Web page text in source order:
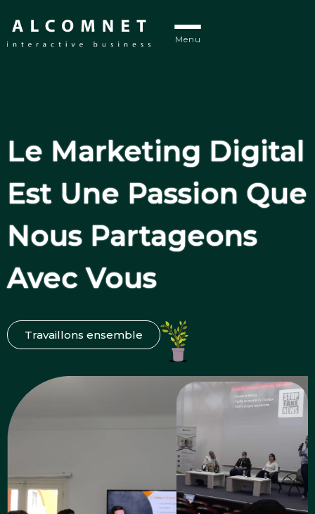
Menu
Le Marketing Digital
Est Une Passion Que
Nous Partageons
Avec Vous
Travaillons ensemble